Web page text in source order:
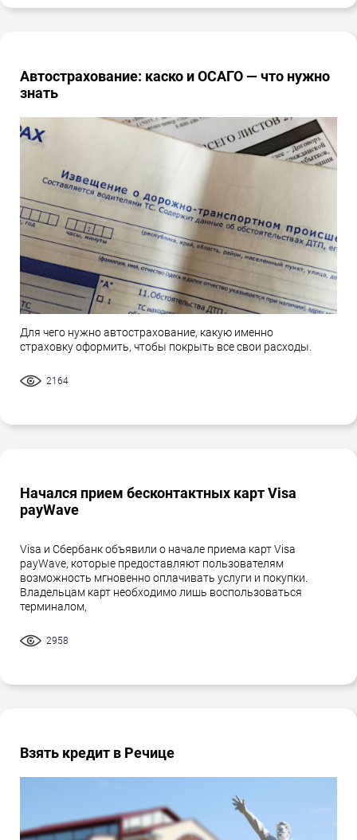
Автострахование: каско и ОСАГО — что нужно
знать
Для чего нужно автострахование, какую именно
страховку оформить, чтобы покрыть все свои расходы.
2164
Начался прием бесконтактных карт Visa
payWave
Visa и Сбербанк объявили о начале приема карт Visa
payWave, которые предоставляют пользователям
возможность мгновенно оплачивать услуги и покупки.
Владельцам карт необходимо лишь воспользоваться
терминалом,
2958
Взять кредит в Речице